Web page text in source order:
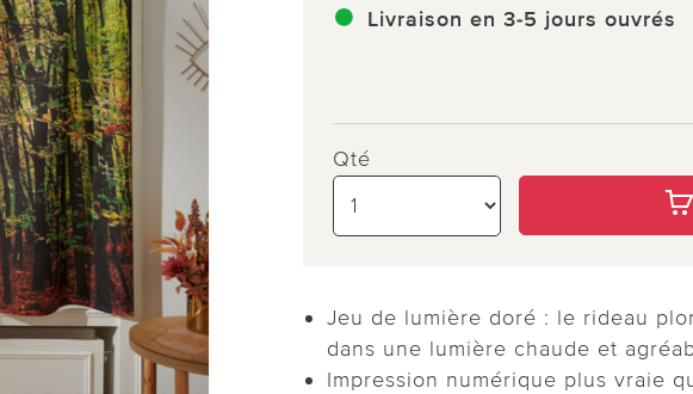
Livraison en 3-5 jours ouvrés
Qté
Jeu de lumière doré : le rideau
dans une lumière chaude et
Impression numérique plus vraie